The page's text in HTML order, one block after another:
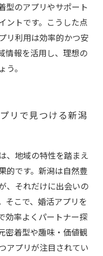
型のアプリやサポート
ントです。こうした点
リ利用は効率的かつ安
情報を活用し、理想の
。
リで見つける新潟
、地域の特性を踏まえ
的です。新潟は自然豊
、それだけに出会いの
そこで、婚活アプリを
効率よくパートナー探
密着型や趣味・価値観
アプリが注目されてい